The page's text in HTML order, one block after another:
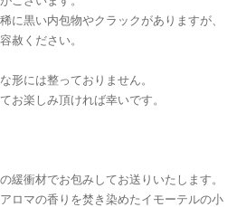
に黒い内包物やクラックがありますが、
赦ください。
形には整っておりません。
お楽しみ頂ければ幸いです。
緩衝材でお包みしてお送りいたします。
ロマの香りを焚き染めたイモーテルの小